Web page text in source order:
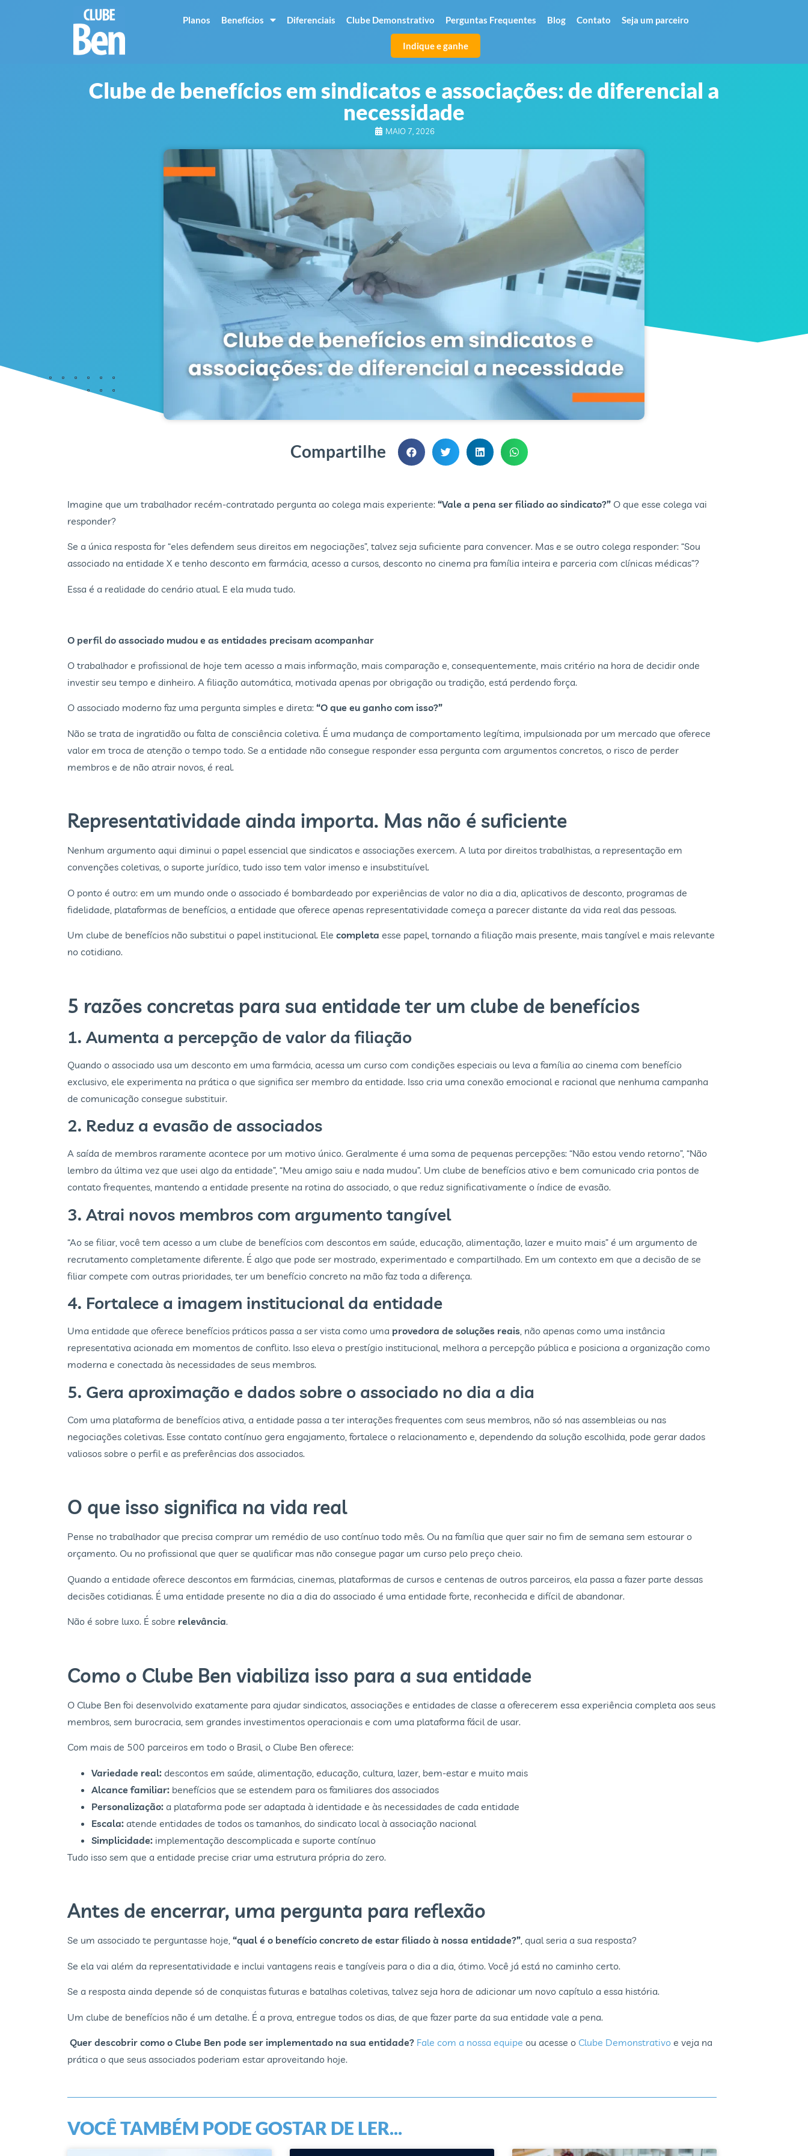
Planos Benefícios Diferenciais Clube Demonstrativo Perguntas Frequentes Blog Contato Seja um parceiro
Indique e ganhe
Clube de benefícios em sindicatos e associações: de diferencial a
necessidade
MAIO 7, 2026
Compartilhe
Imagine que um trabalhador recém-contratado pergunta ao colega mais experiente: “Vale a pena ser filiado ao sindicato?” O que esse colega vai
responder?
Se a única resposta for “eles defendem seus direitos em negociações”, talvez seja suficiente para convencer. Mas e se outro colega responder: “Sou
associado na entidade X e tenho desconto em farmácia, acesso a cursos, desconto no cinema pra família inteira e parceria com clínicas médicas”?
Essa é a realidade do cenário atual. E ela muda tudo.
O perfil do associado mudou e as entidades precisam acompanhar
O trabalhador e profissional de hoje tem acesso a mais informação, mais comparação e, consequentemente, mais critério na hora de decidir onde
investir seu tempo e dinheiro. A filiação automática, motivada apenas por obrigação ou tradição, está perdendo força.
O associado moderno faz uma pergunta simples e direta: “O que eu ganho com isso?”
Não se trata de ingratidão ou falta de consciência coletiva. É uma mudança de comportamento legítima, impulsionada por um mercado que oferece
valor em troca de atenção o tempo todo. Se a entidade não consegue responder essa pergunta com argumentos concretos, o risco de perder
membros e de não atrair novos, é real.
Representatividade ainda importa. Mas não é suficiente
Nenhum argumento aqui diminui o papel essencial que sindicatos e associações exercem. A luta por direitos trabalhistas, a representação em
convenções coletivas, o suporte jurídico, tudo isso tem valor imenso e insubstituível.
O ponto é outro: em um mundo onde o associado é bombardeado por experiências de valor no dia a dia, aplicativos de desconto, programas de
fidelidade, plataformas de benefícios, a entidade que oferece apenas representatividade começa a parecer distante da vida real das pessoas.
Um clube de benefícios não substitui o papel institucional. Ele completa esse papel, tornando a filiação mais presente, mais tangível e mais relevante
no cotidiano.
5 razões concretas para sua entidade ter um clube de benefícios
1. Aumenta a percepção de valor da filiação
Quando o associado usa um desconto em uma farmácia, acessa um curso com condições especiais ou leva a família ao cinema com benefício
exclusivo, ele experimenta na prática o que significa ser membro da entidade. Isso cria uma conexão emocional e racional que nenhuma campanha
de comunicação consegue substituir.
2. Reduz a evasão de associados
A saída de membros raramente acontece por um motivo único. Geralmente é uma soma de pequenas percepções: “Não estou vendo retorno”, “Não
lembro da última vez que usei algo da entidade”, “Meu amigo saiu e nada mudou”. Um clube de benefícios ativo e bem comunicado cria pontos de
contato frequentes, mantendo a entidade presente na rotina do associado, o que reduz significativamente o índice de evasão.
3. Atrai novos membros com argumento tangível
“Ao se filiar, você tem acesso a um clube de benefícios com descontos em saúde, educação, alimentação, lazer e muito mais” é um argumento de
recrutamento completamente diferente. É algo que pode ser mostrado, experimentado e compartilhado. Em um contexto em que a decisão de se
filiar compete com outras prioridades, ter um benefício concreto na mão faz toda a diferença.
4. Fortalece a imagem institucional da entidade
Uma entidade que oferece benefícios práticos passa a ser vista como uma provedora de soluções reais, não apenas como uma instância
representativa acionada em momentos de conflito. Isso eleva o prestígio institucional, melhora a percepção pública e posiciona a organização como
moderna e conectada às necessidades de seus membros.
5. Gera aproximação e dados sobre o associado no dia a dia
Com uma plataforma de benefícios ativa, a entidade passa a ter interações frequentes com seus membros, não só nas assembleias ou nas
negociações coletivas. Esse contato contínuo gera engajamento, fortalece o relacionamento e, dependendo da solução escolhida, pode gerar dados
valiosos sobre o perfil e as preferências dos associados.
O que isso significa na vida real
Pense no trabalhador que precisa comprar um remédio de uso contínuo todo mês. Ou na família que quer sair no fim de semana sem estourar o
orçamento. Ou no profissional que quer se qualificar mas não consegue pagar um curso pelo preço cheio.
Quando a entidade oferece descontos em farmácias, cinemas, plataformas de cursos e centenas de outros parceiros, ela passa a fazer parte dessas
decisões cotidianas. É uma entidade presente no dia a dia do associado é uma entidade forte, reconhecida e difícil de abandonar.
Não é sobre luxo. É sobre relevância.
Como o Clube Ben viabiliza isso para a sua entidade
O Clube Ben foi desenvolvido exatamente para ajudar sindicatos, associações e entidades de classe a oferecerem essa experiência completa aos seus
membros, sem burocracia, sem grandes investimentos operacionais e com uma plataforma fácil de usar.
Com mais de 500 parceiros em todo o Brasil, o Clube Ben oferece:
Variedade real: descontos em saúde, alimentação, educação, cultura, lazer, bem-estar e muito mais
Alcance familiar: benefícios que se estendem para os familiares dos associados
Personalização: a plataforma pode ser adaptada à identidade e às necessidades de cada entidade
Escala: atende entidades de todos os tamanhos, do sindicato local à associação nacional
Simplicidade: implementação descomplicada e suporte contínuo
Tudo isso sem que a entidade precise criar uma estrutura própria do zero.
Antes de encerrar, uma pergunta para reflexão
Se um associado te perguntasse hoje, “qual é o benefício concreto de estar filiado à nossa entidade?”, qual seria a sua resposta?
Se ela vai além da representatividade e inclui vantagens reais e tangíveis para o dia a dia, ótimo. Você já está no caminho certo.
Se a resposta ainda depende só de conquistas futuras e batalhas coletivas, talvez seja hora de adicionar um novo capítulo a essa história.
Um clube de benefícios não é um detalhe. É a prova, entregue todos os dias, de que fazer parte da sua entidade vale a pena.
Quer descobrir como o Clube Ben pode ser implementado na sua entidade? Fale com a nossa equipe ou acesse o Clube Demonstrativo e veja na
prática o que seus associados poderiam estar aproveitando hoje.
VOCÊ TAMBÉM PODE GOSTAR DE LER...